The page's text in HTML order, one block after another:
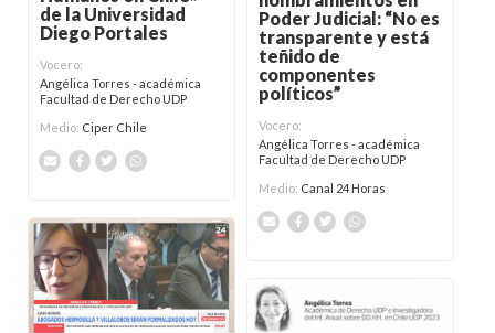
de la Universidad
Diego Portales
Vocero:
Angélica Torres - académica
Facultad de Derecho UDP
Medio: Ciper Chile
Poder Judicial: “No es
transparente y está
teñido de
componentes
políticos”
Vocero:
Angélica Torres - académica
Facultad de Derecho UDP
Medio: Canal 24 Horas